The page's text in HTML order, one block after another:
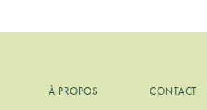
À PROPOS CONTACT